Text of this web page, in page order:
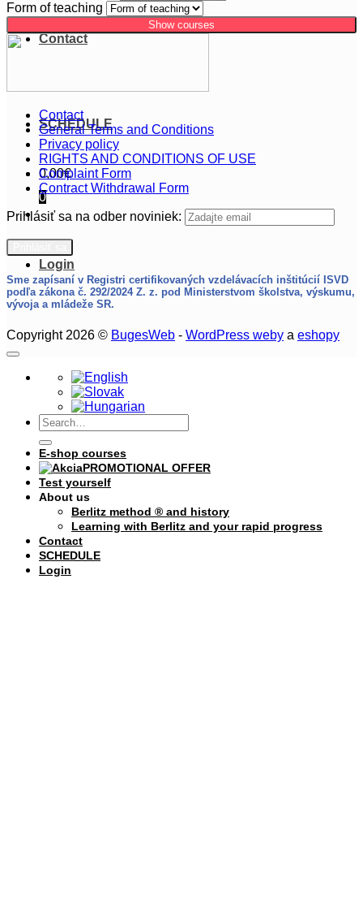
Contact
SCHEDULE
0,00€
0
Login
Form of teaching
Show courses
Contact
General Terms and Conditions
Privacy policy
RIGHTS AND CONDITIONS OF USE
Complaint Form
Contract Withdrawal Form
Prihlásiť sa na odber noviniek:
Sme zapísaní v Registri certifikovaných vzdelávacích inštitúcií ISVD
podľa zákona č. 292/2024 Z. z. pod Ministerstvom školstva, výskumu,
vývoja a mládeže SR.
Copyright 2026 © BugesWeb - WordPress weby a eshopy
Search
for:
E-shop courses
PROMOTIONAL OFFER
Test yourself
About us
Berlitz method ® and history
Learning with Berlitz and your rapid progress
Contact
SCHEDULE
Login